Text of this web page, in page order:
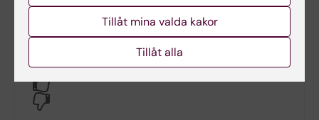
Hade du nytta av informationen på denna sida?
Yes
Tillåt mina valda kakor
Tillåt alla